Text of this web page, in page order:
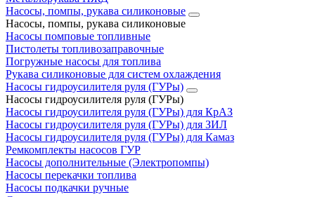
Насосы, помпы, рукава силиконовые
Насосы, помпы, рукава силиконовые
Насосы помповые топливные
Пистолеты топливозаправочные
Погружные насосы для топлива
Рукава силиконовые для систем охлаждения
Насосы гидроусилителя руля (ГУРы)
Насосы гидроусилителя руля (ГУРы)
Насосы гидроусилителя руля (ГУРы) для КрАЗ
Насосы гидроусилителя руля (ГУРы) для ЗИЛ
Насосы гидроусилителя руля (ГУРы) для Камаз
Ремкомплекты насосов ГУР
Насосы дополнительные (Электропомпы)
Насосы перекачки топлива
Насосы подкачки ручные